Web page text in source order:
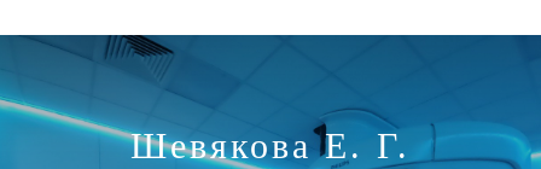
Шевякова Е. Г.